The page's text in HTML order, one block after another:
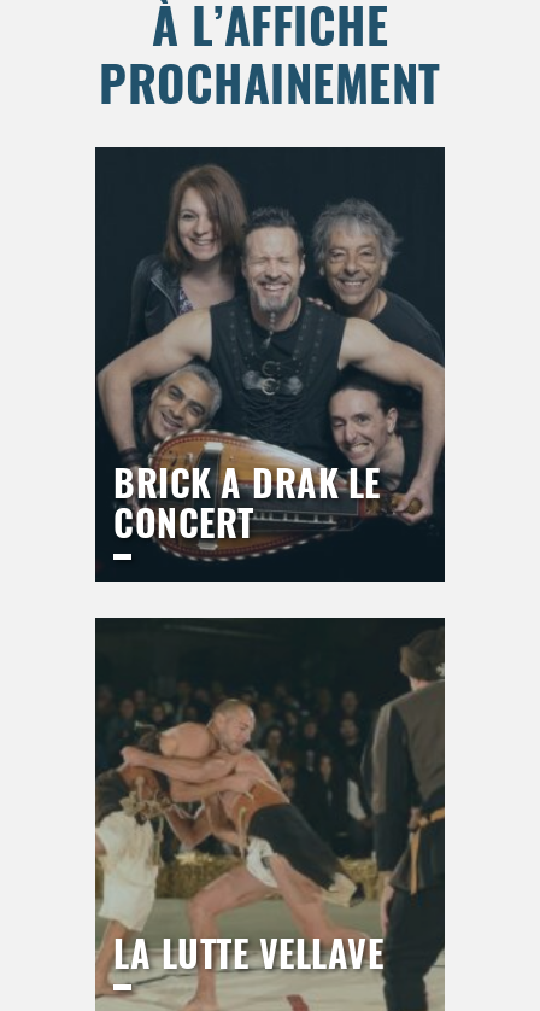
À L’AFFICHE
PROCHAINEMENT
BRICK A DRAK LE
CONCERT
Jeudi17 septembre 2026
>Hors saison
LA LUTTE VELLAVE